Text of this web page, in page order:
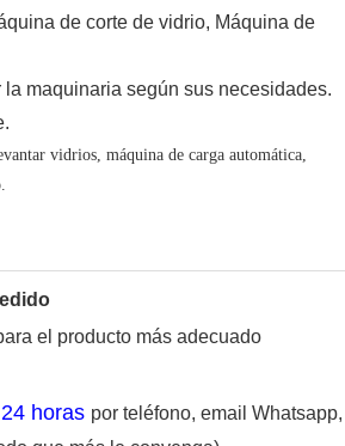
de corte de vidrio, Máquina de
maquinaria según sus necesidades.
el producto más adecuado
horas por teléfono, email Whatsapp,